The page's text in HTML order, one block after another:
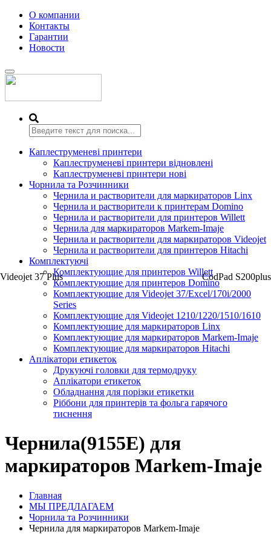
О компании
Контакты
Гарантии
Новости
Переключить
навигацию
Каплеструменеві принтери
Каплеструменеві принтери відновлені
Каплеструменеві принтери нові
Чорнила та Розчинники
Чернила и растворители для маркираторов Linx
Чернила и растворители к принтерам Domino
Чернила и растворители для принтеров Willett
Чернила для маркираторов Markem-Imaje
Чернила и растворители для маркираторов Videojet
Чернила и растворители для принтеров Hitachi
Комплектуючі
Комплектующие для принтеров Willett
Комплектующие для принтеров Domino
Комплектующие для Videojet 37/Excel/170i/2000
Series
Комплектующие для Videojet 1210/1220/1510/1610
Комплектующие для маркираторов Linx
Комплектующие для маркираторов Markem-Imaje
Комплектующие для маркираторов Hitachi
Аплікатори етикеток
Друкуючі головки для термодруку
Аплікатори етикеток
Обладнання для порізки етикетки
Ріббони для принтерів та фольга гарячого
тиснення
Чернила(9155E) для
маркираторов Markem-Imaje
Главная
МЫ ПРЕДЛАГАЕМ
Чорнила та Розчинники
Чернила для маркираторов Markem-Imaje
Videojet 37 Plus CodPad S200plus